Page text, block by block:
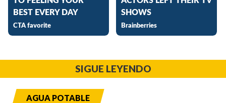
SIGUE LEYENDO
AGUA POTABLE